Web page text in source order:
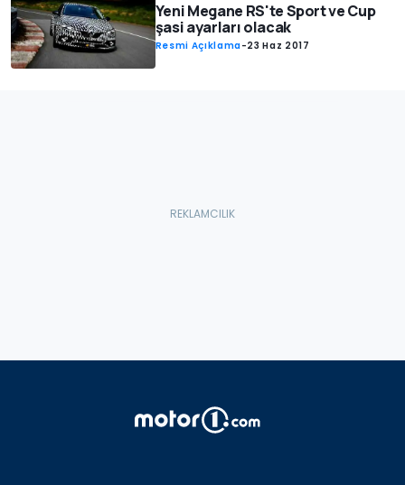
Yeni Megane RS'te Sport ve Cup
şasi ayarları olacak
Resmi Açıklama-23 Haz 2017